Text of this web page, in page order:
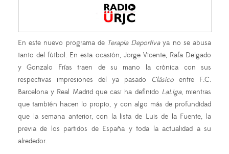
En este nuevo programa de Terapia Deportivaya no se abusa
tanto del fútbol. En esta ocasión, Jorge Vicente, Rafa Delgado
y Gonzalo Frías traen de su mano la crónica con sus
respectivas impresiones del ya pasado Clásico entre F.C.
Barcelona y Real Madrid que casi ha definido LaLiga, mientras
que también hacen lo propio, y con algo más de profundidad
que la semana anterior, con la lista de Luis de la Fuente, la
previa de los partidos de España y toda la actualidad a su
alrededor.